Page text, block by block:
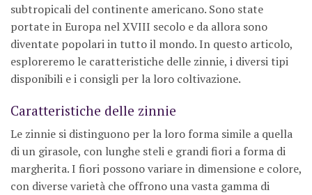
subtropicali del continente americano. Sono state
portate in Europa nel XVIII secolo e da allora sono
diventate popolari in tutto il mondo. In questo articolo,
esploreremo le caratteristiche delle zinnie, i diversi tipi
disponibili e i consigli per la loro coltivazione.
Caratteristiche delle zinnie
Le zinnie si distinguono per la loro forma simile a quella
di un girasole, con lunghe steli e grandi fiori a forma di
margherita. I fiori possono variare in dimensione e colore,
con diverse varietà che offrono una vasta gamma di